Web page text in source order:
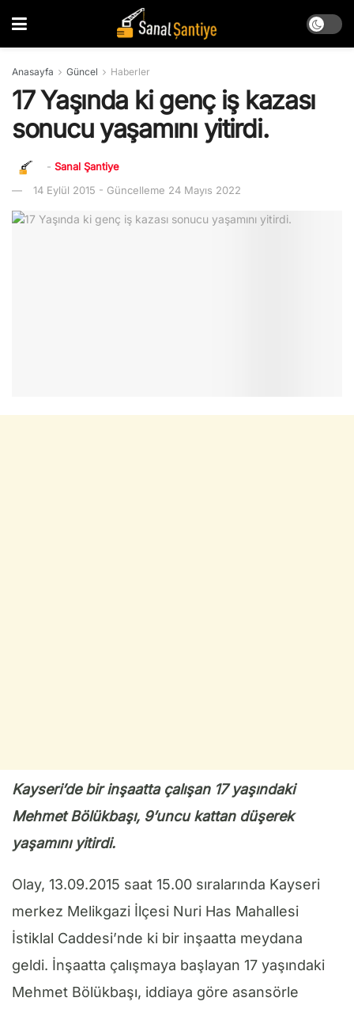
Anasayfa Güncel Haberler
17 Yaşında ki genç iş kazası
sonucu yaşamını yitirdi.
- Sanal Şantiye
14 Eylül 2015 - Güncelleme 24 Mayıs 2022
Kayseri’de bir inşaatta çalışan 17 yaşındaki
Mehmet Bölükbaşı, 9’uncu kattan düşerek
yaşamını yitirdi.
Olay, 13.09.2015 saat 15.00 sıralarında Kayseri
merkez Melikgazi İlçesi Nuri Has Mahallesi
İstiklal Caddesi’nde ki bir inşaatta meydana
geldi. İnşaatta çalışmaya başlayan 17 yaşındaki
Mehmet Bölükbaşı, iddiaya göre asansörle